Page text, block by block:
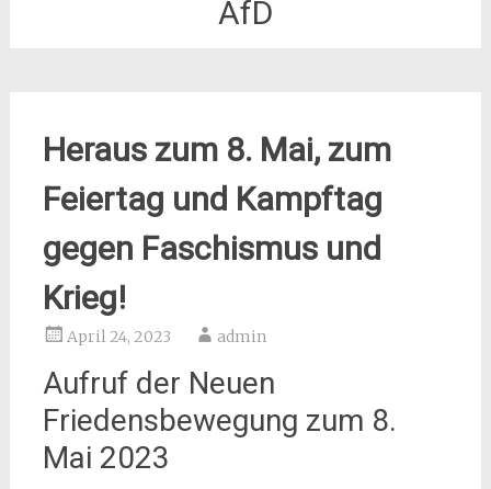
AfD
Heraus zum 8. Mai, zum
Feiertag und Kampftag
gegen Faschismus und
Krieg!
April 24, 2023 admin
Aufruf der Neuen
Friedensbewegung zum 8.
Mai 2023